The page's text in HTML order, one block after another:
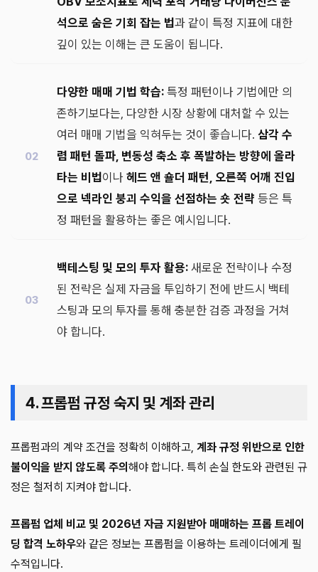
석으로 숨은 기회 잡는 법과 같이 특정 지표에 대한
깊이 있는 이해는 큰 도움이 됩니다.
다양한 매매 기법 학습: 특정 패턴이나 기법에만 의
존하기보다는, 다양한 시장 상황에 대처할 수 있는
여러 매매 기법을 익혀두는 것이 좋습니다. 삼각 수
렴 패턴 돌파, 변동성 축소 후 폭발하는 방향에 올라
타는 비법이나 헤드 앤 숄더 패턴, 오른쪽 어깨 진입
으로 넥라인 붕괴 수익을 선점하는 숏 전략 등은 특
정 패턴을 활용하는 좋은 예시입니다.
백테스팅 및 모의 투자 활용: 새로운 전략이나 수정
된 전략은 실제 자금을 투입하기 전에 반드시 백테
스팅과 모의 투자를 통해 충분한 검증 과정을 거쳐
야 합니다.
4. 프롭펌 규정 숙지 및 계좌 관리
프롭펌과의 계약 조건을 정확히 이해하고, 계좌 규정 위반으로 인한
불이익을 받지 않도록 주의 해야 합니다. 특히 손실 한도와 관련된 규
정은 철저히 지켜야 합니다.
프롭펌 업체 비교 및 2026년 자금 지원받아 매매하는 프롭 트레이
딩 합격 노하우와 같은 정보는 프롭펌을 이용하는 트레이더에게 필
수적입니다.